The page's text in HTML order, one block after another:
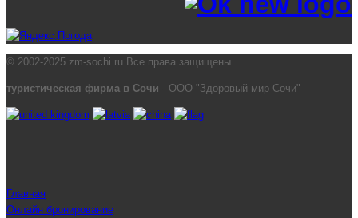
© 2002-2025 zm-sochi.ru Все права защищены.
туристическая фирма в Сочи - ООО "Здоровый мир-Сочи"
Главная
Онлайн бронирование